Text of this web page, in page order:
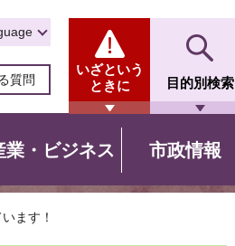
質問
いざという
ときに
目的別検索
業・ビジネス 市政情報
ます！